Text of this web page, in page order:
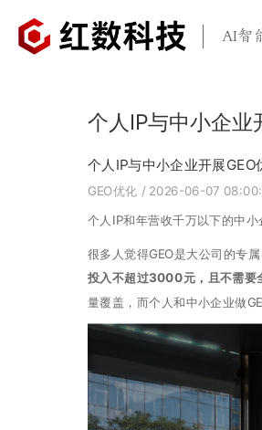
AI智
个人IP与中小企业
个人IP与中小企业开展
GEO优化 / 2026-06-07
个人IP和年营收千万以下的中小
很多人觉得GEO是大公司的专
投入不超过3000元，且不需要
量覆盖，而个人和中小企业做